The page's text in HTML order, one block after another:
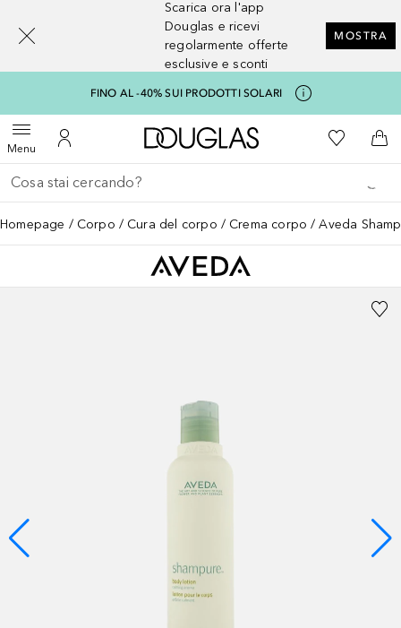
Scarica ora l'app
Douglas e ricevi
regolarmente offerte
esclusive e sconti
MOSTRA
FINO AL -40% SUI PRODOTTI SOLARI
MenuApri menuAl Mio Account
A Douglas HomeAlla Mia
Al
Torna indietro
Esegui ricerca
Homepage Corpo Cura del corpo Crema corpo Aveda
[navigation.slideout.screenreader]